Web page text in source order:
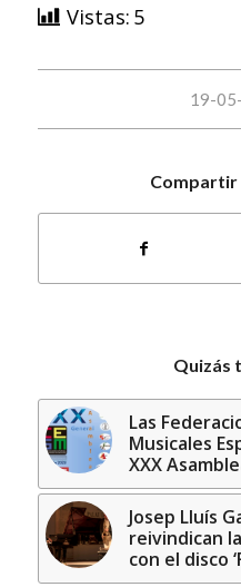
Vistas: 5
19- /
Compartir
Quizás
Las
Musicales
XXX
Josep Lluís
reivindican
con el disco